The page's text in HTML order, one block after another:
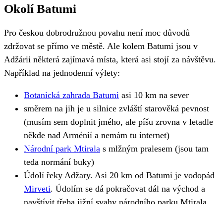
Okolí Batumi
Pro českou dobrodružnou povahu není moc důvodů
zdržovat se přímo ve městě. Ale kolem Batumi jsou v
Adžárii některá zajímavá místa, která asi stojí za návštěvu.
Například na jednodenní výlety:
Botanická zahrada Batumi asi 10 km na sever
směrem na jih je u silnice zvláští starověká pevnost
(musím sem doplnit jmého, ale píšu zrovna v letadle
někde nad Arménií a nemám tu internet)
Národní park Mtirala s mlžným pralesem (jsou tam
teda normání buky)
Údolí řeky Adžary. Asi 20 km od Batumi je vodopád
Mirveti. Údolím se dá pokračovat dál na východ a
navštívit třeba jižní svahy národního parku Mtirala,